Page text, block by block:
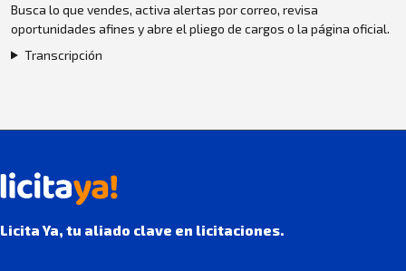
Busca lo que vendes, activa alertas por correo, revisa
oportunidades afines y abre el pliego de cargos o la página oficial.
Transcripción
Licita Ya, tu aliado clave en licitaciones.